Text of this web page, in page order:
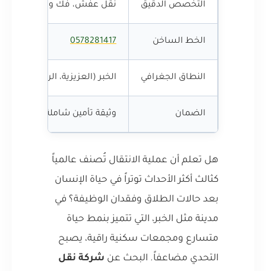
التخصص الدقيق نقل عفش، فك وتركيب، تغليف
الخط الساخن 0578281417
النطاق الجغرافي الخبر (العزيزية، الراكة،
الضمان وثيقة تأمين شاملة ضد
هل تعلم أن عملية الانتقال تُصنف عالمياً
كثالث أكثر الأحداث توتراً في حياة الإنسان
بعد حالات الطلاق وفقدان الوظيفة؟ في
مدينة مثل الخبر، التي تتميز بنمط حياة
متسارع ومجمعات سكنية راقية، يصبح
التحدي مضاعفاً. البحث عن شركة نقل